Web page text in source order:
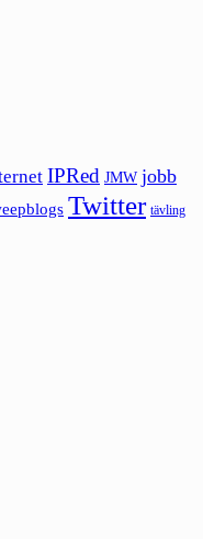
IPRed JMW jobb
Twitter tävling